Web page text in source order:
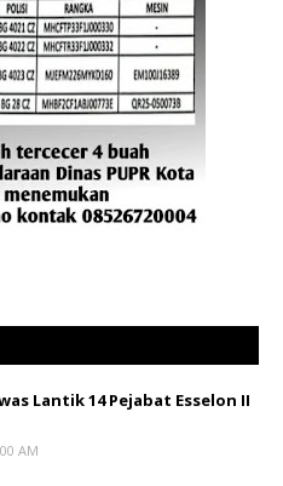
Lantik 14 Pejabat Esselon II
AM